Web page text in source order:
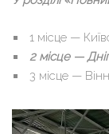
1 місце —
2 місце —
3 місце —